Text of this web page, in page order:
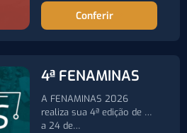
Conferir
4ª FENAMINAS
A FENAMINAS 2026
realiza sua 4ª edição de 21
a 24 de…